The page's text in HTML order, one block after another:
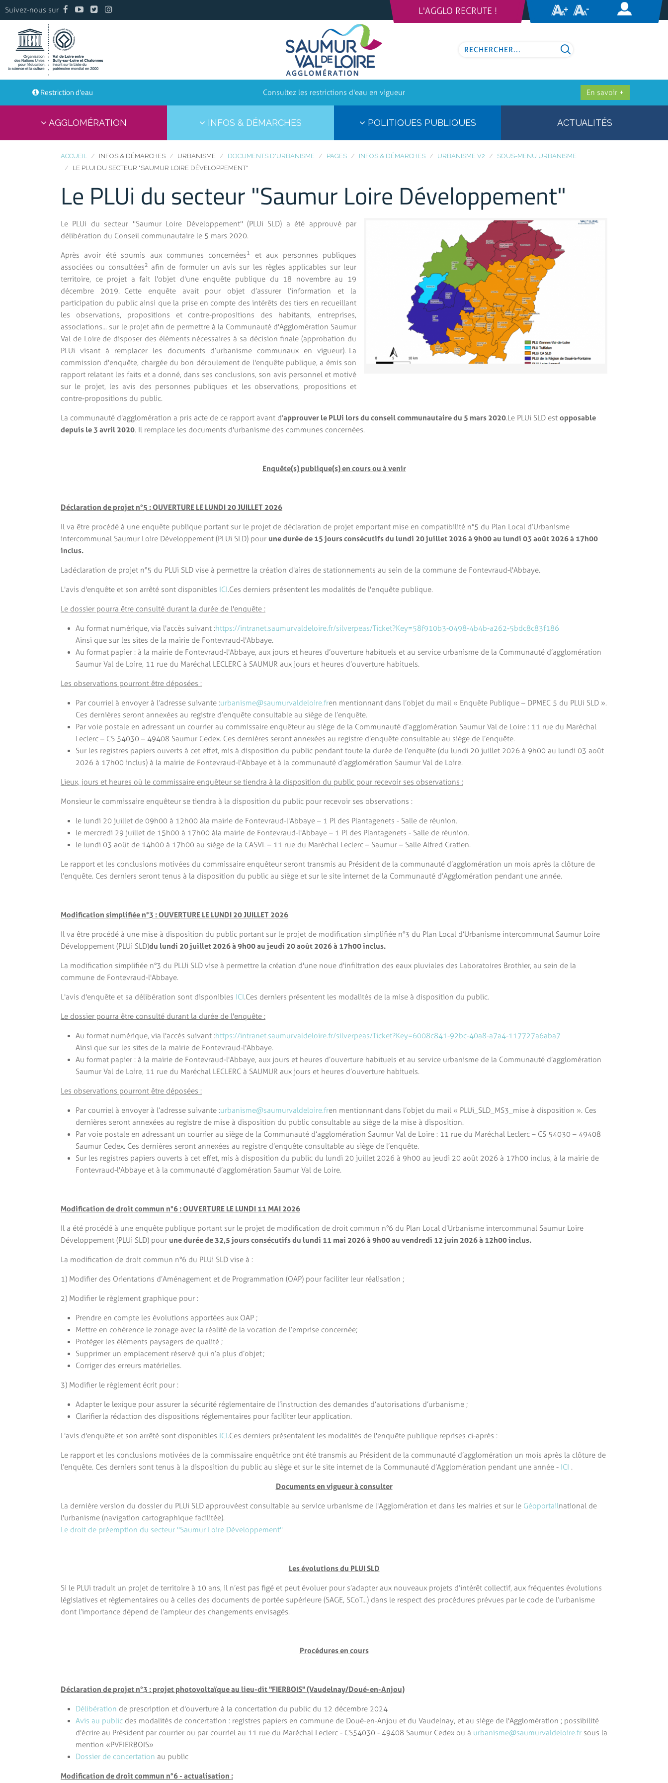
Suivez-nous sur L'AGGLO RECRUTE !
Restriction d'eau Consultez les restrictions d'eau en vigueur En savoir +
AGGLOMÉRATION INFOS & DÉMARCHES POLITIQUES PUBLIQUES ACTUALITÉS
ACCUEIL INFOS & DÉMARCHES URBANISME DOCUMENTS D'URBANISME PAGES INFOS & DÉMARCHES URBANISME V2
SOUS-MENU URBANISME
LE PLUI DU SECTEUR "SAUMUR LOIRE DÉVELOPPEMENT"
Le PLUi du secteur "Saumur Loire Développement"
Le PLUi du secteur "Saumur Loire Développement" (PLUi SLD) a été approuvé par
délibération du Conseil communautaire le 5 mars 2020.
Après avoir été soumis aux communes concernées1
et aux personnes publiques
associées ou consultées2 afin de formuler un avis sur les règles applicables sur leur
territoire, ce projet a fait l'objet d'une enquête publique du 18 novembre au 19
décembre 2019. Cette enquête avait pour objet d’assurer l’information et la
participation du public ainsi que la prise en compte des intérêts des tiers en recueillant
les observations, propositions et contre-propositions des habitants, entreprises,
associations... sur le projet afin de permettre à la Communauté d'Agglomération Saumur
Val de Loire de disposer des éléments nécessaires à sa décision finale (approbation du
PLUi visant à remplacer les documents d’urbanisme communaux en vigueur). La
commission d'enquête, chargée du bon déroulement de l'enquête publique, a émis son
rapport relatant les faits et a donné, dans ses conclusions, son avis personnel et motivé
sur le projet, les avis des personnes publiques et les observations, propositions et
contre-propositions du public.
La communauté d'agglomération a pris acte de ce rapport avant d'approuver le PLUi lors du conseil communautaire du 5 mars 2020. Le PLUi SLD est opposable
depuis le 3 avril 2020. Il remplace les documents d'urbanisme des communes concernées.
Enquête(s) publique(s) en cours ou à venir
Déclaration de projet n°5 : OUVERTURE LE LUNDI 20 JUILLET 2026
Il va être procédé à une enquête publique portant sur le projet de déclaration de projet emportant mise en compatibilité n°5 du Plan Local d’Urbanisme
intercommunal Saumur Loire Développement (PLUi SLD) pour une durée de 15 jours consécutifs du lundi 20 juillet 2026 à 9h00 au lundi 03 août 2026 à 17h00
inclus.
La déclaration de projet n°5 du PLUi SLD vise à permettre la création d'aires de stationnements au sein de la commune de Fontevraud-l'Abbaye.
L'avis d'enquête et son arrêté sont disponibles ICI. Ces derniers présentent les modalités de l'enquête publique.
Le dossier pourra être consulté durant la durée de l'enquête :
Au format numérique, via l'accès suivant :https://intranet.saumurvaldeloire.fr/silverpeas/Ticket?Key=58f910b3-0498-4b4b-a262-5bdc8c83f186
Ainsi que sur les sites de la mairie de Fontevraud-l'Abbaye.
Au format papier : à la mairie de Fontevraud-l'Abbaye, aux jours et heures d’ouverture habituels et au service urbanisme de la Communauté d’agglomération
Saumur Val de Loire, 11 rue du Maréchal LECLERC à SAUMUR aux jours et heures d’ouverture habituels.
Les observations pourront être déposées :
Par courriel à envoyer à l’adresse suivante :urbanisme@saumurvaldeloire.fren mentionnant dans l’objet du mail « Enquête Publique – DPMEC 5 du PLUi SLD ».
Ces dernières seront annexées au registre d’enquête consultable au siège de l’enquête.
Par voie postale en adressant un courrier au commissaire enquêteur au siège de la Communauté d’agglomération Saumur Val de Loire : 11 rue du Maréchal
Leclerc – CS 54030 – 49408 Saumur Cedex. Ces dernières seront annexées au registre d’enquête consultable au siège de l’enquête.
Sur les registres papiers ouverts à cet effet, mis à disposition du public pendant toute la durée de l’enquête (du lundi 20 juillet 2026 à 9h00 au lundi 03 août
2026 à 17h00 inclus) à la mairie de Fontevraud-l'Abbaye et à la communauté d’agglomération Saumur Val de Loire.
Lieux, jours et heures où le commissaire enquêteur se tiendra à la disposition du public pour recevoir ses observations :
Monsieur le commissaire enquêteur se tiendra à la disposition du public pour recevoir ses observations :
le lundi 20 juillet de 09h00 à 12h00 à la mairie de Fontevraud-l'Abbaye – 1 Pl des Plantagenets - Salle de réunion.
le mercredi 29 juillet de 15h00 à 17h00 à la mairie de Fontevraud-l'Abbaye – 1 Pl des Plantagenets - Salle de réunion.
le lundi 03 août de 14h00 à 17h00 au siège de la CASVL – 11 rue du Maréchal Leclerc – Saumur – Salle Alfred Gratien.
Le rapport et les conclusions motivées du commissaire enquêteur seront transmis au Président de la communauté d’agglomération un mois après la clôture de
l’enquête. Ces derniers seront tenus à la disposition du public au siège et sur le site internet de la Communauté d’Agglomération pendant une année.
Modification simplifiée n°3 : OUVERTURE LE LUNDI 20 JUILLET 2026
Il va être procédé à une mise à disposition du public portant sur le projet de modification simplifiée n°3 du Plan Local d’Urbanisme intercommunal Saumur Loire
Développement (PLUi SLD)du lundi 20 juillet 2026 à 9h00 au jeudi 20 août 2026 à 17h00 inclus.
La modification simplifiée n°3 du PLUi SLD vise à permettre la création d'une noue d'infiltration des eaux pluviales des Laboratoires Brothier, au sein de la
commune de Fontevraud-l'Abbaye.
L'avis d'enquête et sa délibération sont disponibles ICI. Ces derniers présentent les modalités de la mise à disposition du public.
Le dossier pourra être consulté durant la durée de l'enquête :
Au format numérique, via l'accès suivant :https://intranet.saumurvaldeloire.fr/silverpeas/Ticket?Key=6008c841-92bc-40a8-a7a4-117727a6aba7
Ainsi que sur les sites de la mairie de Fontevraud-l'Abbaye.
Au format papier : à la mairie de Fontevraud-l'Abbaye, aux jours et heures d’ouverture habituels et au service urbanisme de la Communauté d’agglomération
Saumur Val de Loire, 11 rue du Maréchal LECLERC à SAUMUR aux jours et heures d’ouverture habituels.
Les observations pourront être déposées :
Par courriel à envoyer à l’adresse suivante :urbanisme@saumurvaldeloire.fren mentionnant dans l’objet du mail « PLUi_SLD_MS3_mise à disposition ». Ces
dernières seront annexées au registre de mise à disposition du public consultable au siège de la mise à disposition.
Par voie postale en adressant un courrier au siège de la Communauté d’agglomération Saumur Val de Loire : 11 rue du Maréchal Leclerc – CS 54030 – 49408
Saumur Cedex. Ces dernières seront annexées au registre d’enquête consultable au siège de l’enquête.
Sur les registres papiers ouverts à cet effet, mis à disposition du public du lundi 20 juillet 2026 à 9h00 au jeudi 20 août 2026 à 17h00 inclus, à la mairie de
Fontevraud-l'Abbaye et à la communauté d’agglomération Saumur Val de Loire.
Modification de droit commun n°6 : OUVERTURE LE LUNDI 11 MAI 2026
Il a été procédé à une enquête publique portant sur le projet de modification de droit commun n°6 du Plan Local d’Urbanisme intercommunal Saumur Loire
Développement (PLUi SLD) pour une durée de 32,5 jours consécutifs du lundi 11 mai 2026 à 9h00 au vendredi 12 juin 2026 à 12h00 inclus.
La modification de droit commun n°6 du PLUi SLD vise à :
1) Modifier des Orientations d’Aménagement et de Programmation (OAP) pour faciliter leur réalisation ;
2) Modifier le règlement graphique pour :
Prendre en compte les évolutions apportées aux OAP ;
Mettre en cohérence le zonage avec la réalité de la vocation de l’emprise concernée;
Protéger les éléments paysagers de qualité ;
Supprimer un emplacement réservé qui n’a plus d’objet ;
Corriger des erreurs matérielles.
3) Modifier le règlement écrit pour :
Adapter le lexique pour assurer la sécurité réglementaire de l’instruction des demandes d’autorisations d’urbanisme ;
Clarifier la rédaction des dispositions réglementaires pour faciliter leur application.
L'avis d'enquête et son arrêté sont disponibles ICI. Ces derniers présentaient les modalités de l'enquête publique reprises ci-après :
Le rapport et les conclusions motivées de la commissaire enquêtrice ont été transmis au Président de la communauté d’agglomération un mois après la clôture de
l’enquête. Ces derniers sont tenus à la disposition du public au siège et sur le site internet de la Communauté d’Agglomération pendant une année - ICI .
Documents en vigueur à consulter
La dernière version du dossier du PLUi SLD approuvé est consultable au service urbanisme de l'Agglomération et dans les mairies et sur le Géoportailnational de
l'urbanisme (navigation cartographique facilitée).
Le droit de préemption du secteur "Saumur Loire Développement"
Les évolutions du PLUI SLD
Si le PLUi traduit un projet de territoire à 10 ans, il n’est pas figé et peut évoluer pour s’adapter aux nouveaux projets d’intérêt collectif, aux fréquentes évolutions
législatives et règlementaires ou à celles des documents de portée supérieure (SAGE, SCoT...) dans le respect des procédures prévues par le code de l’urbanisme
dont l’importance dépend de l’ampleur des changements envisagés.
Procédures en cours
Déclaration de projet n°3 : projet photovoltaïque au lieu-dit "FIERBOIS" (Vaudelnay/Doué-en-Anjou)
Délibération de prescription et d'ouverture à la concertation du public du 12 décembre 2024
Avis au public des modalités de concertation : registres papiers en commune de Doué-en-Anjou et du Vaudelnay, et au siège de l'Agglomération ; possibilité
d'écrire au Président par courrier ou par courriel au 11 rue du Maréchal Leclerc - CS54030 - 49408 Saumur Cedex ou à urbanisme@saumurvaldeloire.fr sous la
mention «PVFIERBOIS»
Dossier de concertation au public
Modification de droit commun n°6 - actualisation :